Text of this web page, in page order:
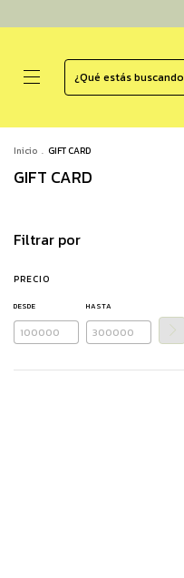
Inicio . GIFT CARD
GIFT CARD
Filtrar por
PRECIO
DESDE HASTA